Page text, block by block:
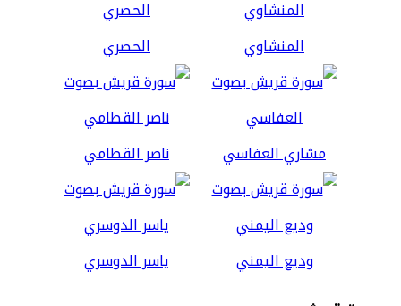
المنشاوي الحصري
مشاري العفاسي ناصر القطامي
وديع اليمني ياسر الدوسري